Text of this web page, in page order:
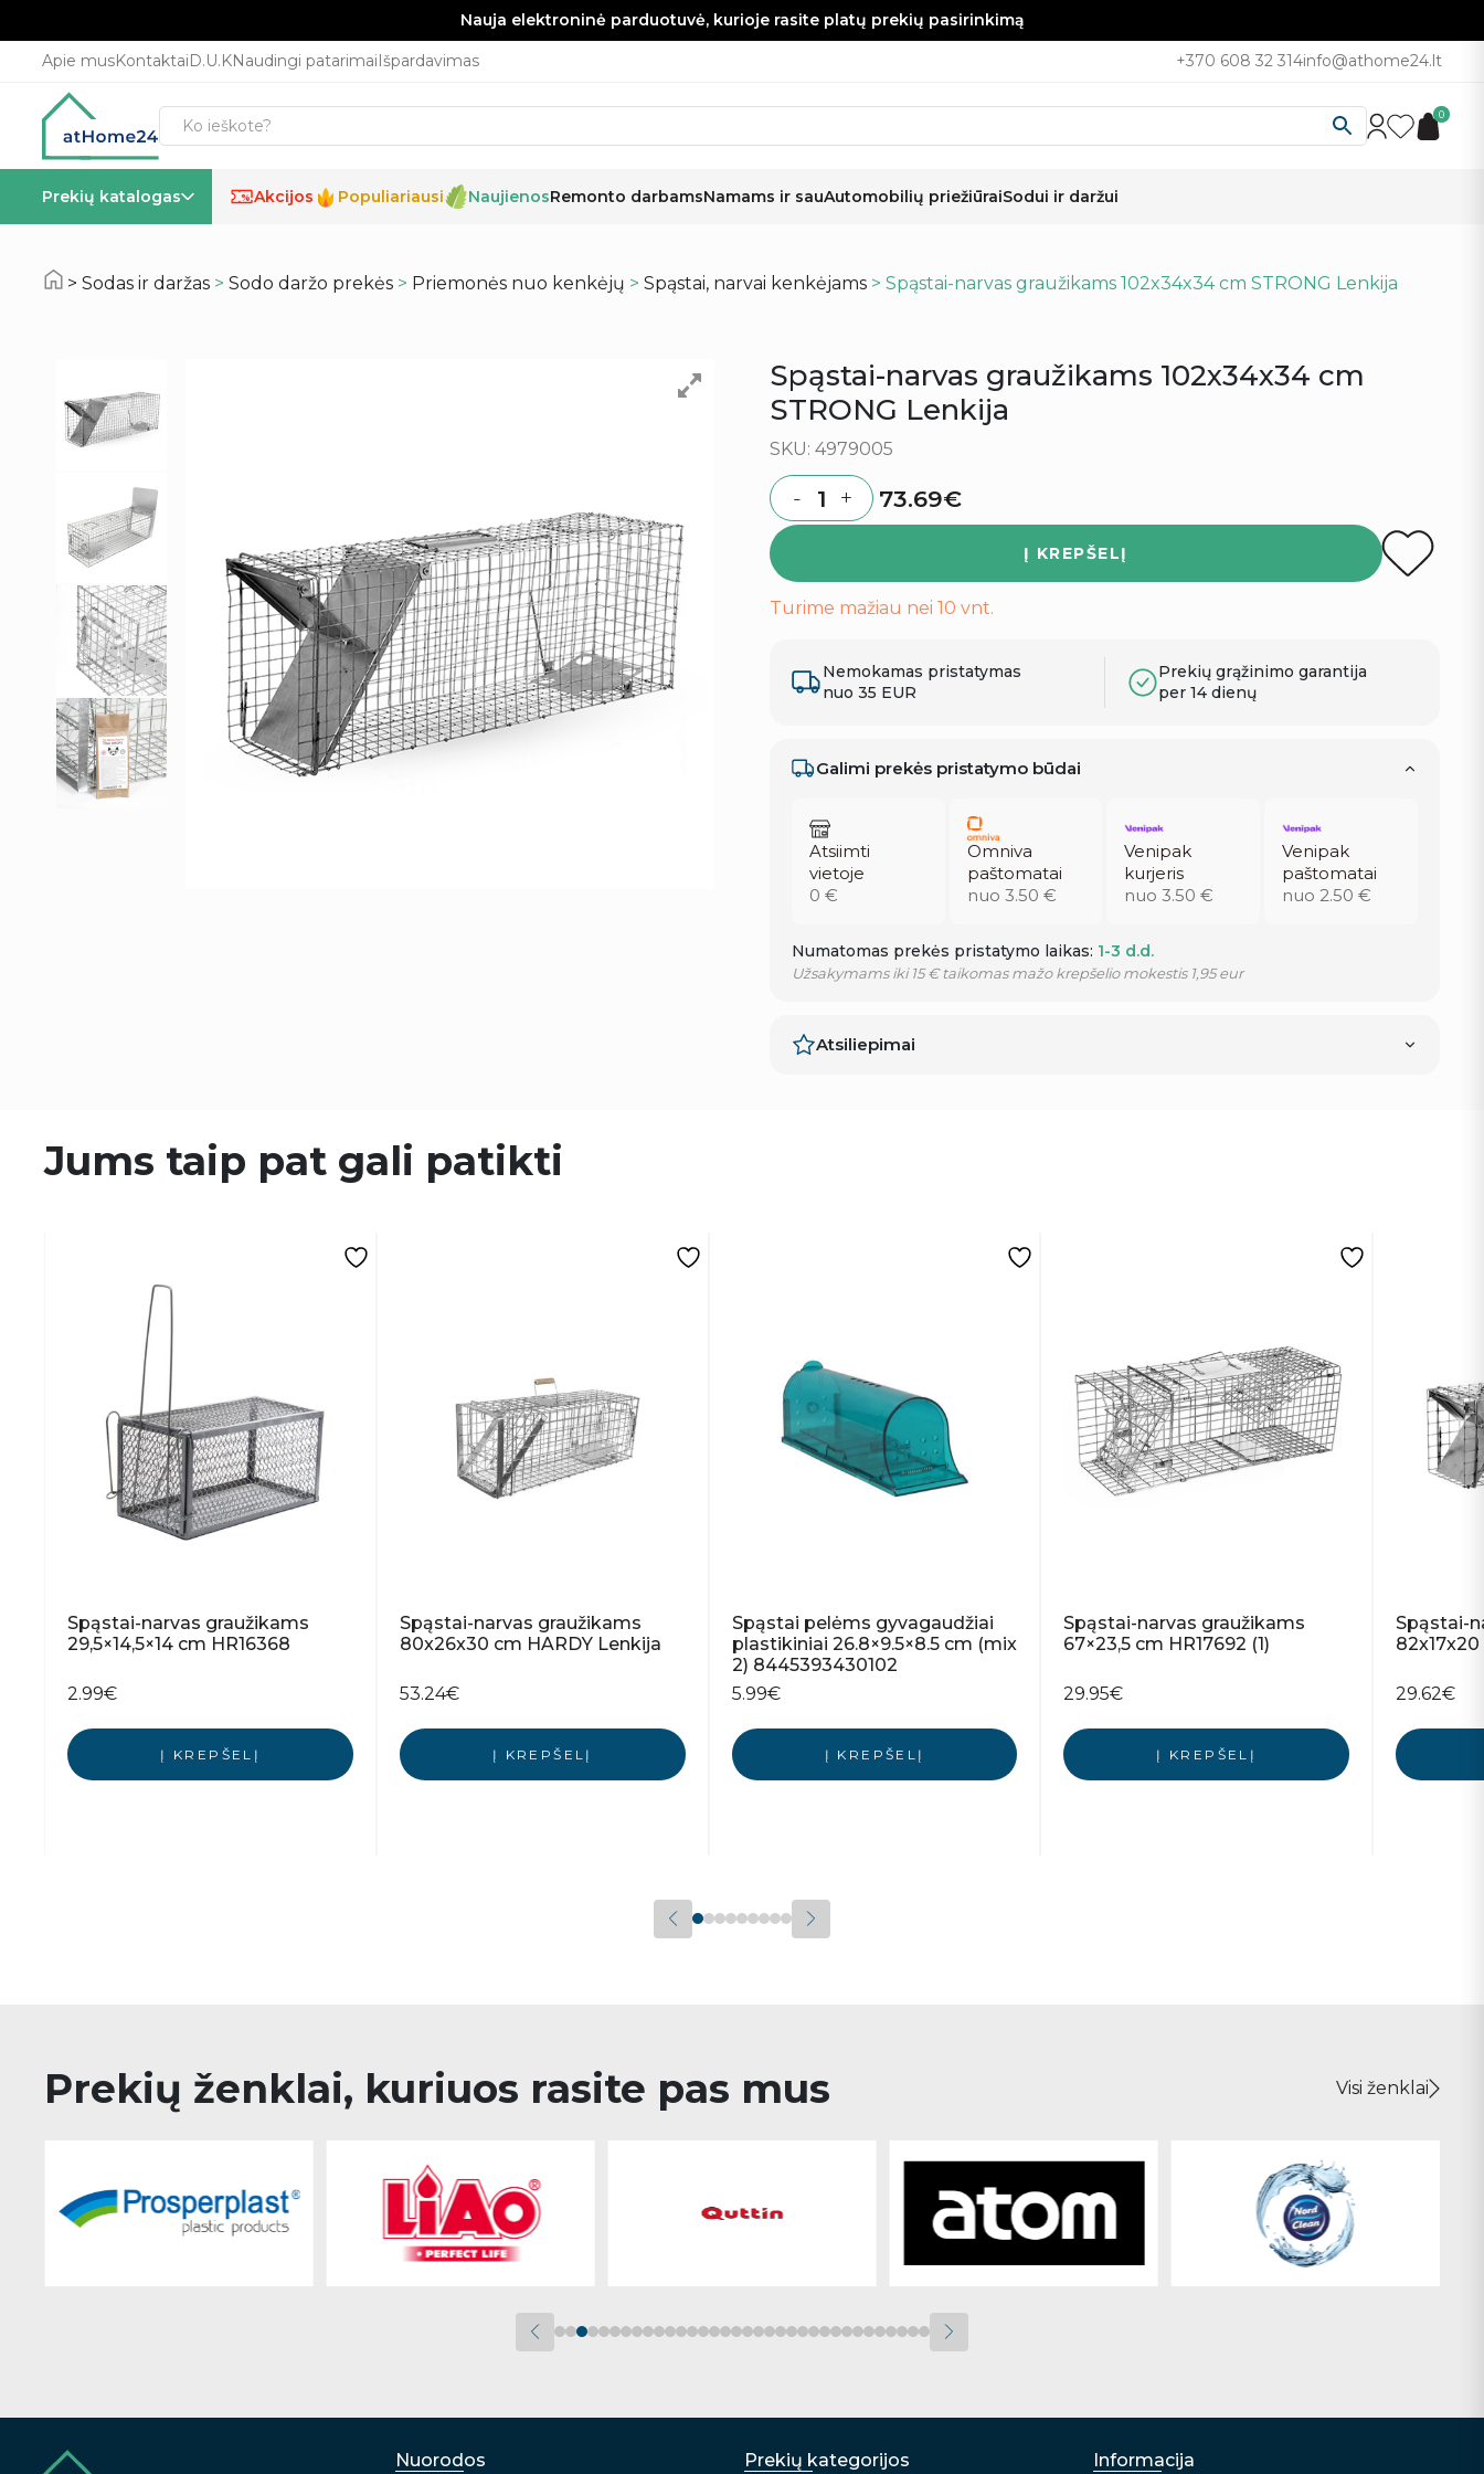
Nauja elektroninė parduotuvė, kurioje rasite platų prekių pasirinkimą
Apie musKontaktaiD.U.KNaudingi patarimaiIšpardavimas +370 608 32 314info@athome24.lt
0
Prekių katalogas % Akcijos Populiariausi NaujienosRemonto darbamsNamams ir sauAutomobilių priežiūraiSodui ir daržui
Sodas ir daržas >Sodo daržo prekės > Priemonės nuo kenkėjų >Spąstai, narvai kenkėjams > Spąstai-narvas graužikams 102x34x34 cm STRONG Lenkija
Spąstai-narvas graužikams 102x34x34 cm
STRONG Lenkija
SKU: 4979005
Quantity
- + 73.69€
Į KREPŠELĮ
Turime mažiau nei 10 vnt.
Nemokamas pristatymas
nuo 35 EUR
Prekių grąžinimo garantija
per 14 dienų
Galimi prekės pristatymo būdai
Atsiimti
vietoje
0 €
Omniva
paštomatai
nuo 3.50 €
Venipak
kurjeris
nuo 3.50 €
Venipak
paštomatai
nuo 2.50 €
Numatomas prekės pristatymo laikas: 1-3 d.d.
Užsakymams iki 15 € taikomas mažo krepšelio mokestis 1,95 eur
Atsiliepimai
Jums taip pat gali patikti
Spąstai-narvas graužikams
29,5×14,5×14 cm HR16368
2.99€
Į KREPŠELĮ
Spąstai-narvas graužikams
80x26x30 cm HARDY Lenkija
53.24€
Į KREPŠELĮ
Spąstai pelėms gyvagaudžiai
plastikiniai 26.8×9.5×8.5 cm (mix
2) 8445393430102
5.99€
Į KREPŠELĮ
Spąstai-narvas graužikams
67×23,5 cm HR17692 (1)
29.95€
Į KREPŠELĮ
Spąstai-
29.62€
Prekių ženklai, kuriuos rasite pas mus Visi ženklai
Nuorodos
Prekių kategorijos
Informacija